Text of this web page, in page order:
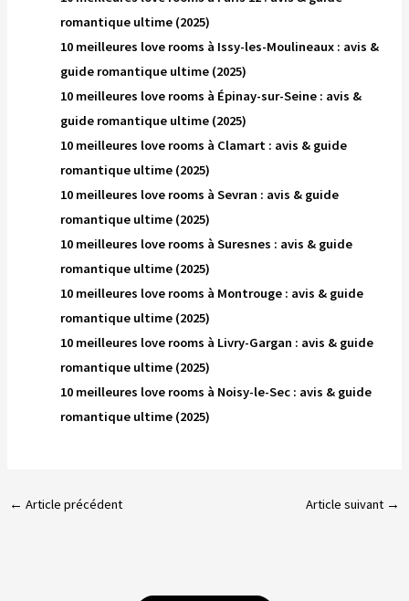
romantique ultime (2025)
10 meilleures love rooms à Issy-les-Moulineaux : avis &
guide romantique ultime (2025)
10 meilleures love rooms à Épinay-sur-Seine : avis &
guide romantique ultime (2025)
10 meilleures love rooms à Clamart : avis & guide
romantique ultime (2025)
10 meilleures love rooms à Sevran : avis & guide
romantique ultime (2025)
10 meilleures love rooms à Suresnes : avis & guide
romantique ultime (2025)
10 meilleures love rooms à Montrouge : avis & guide
romantique ultime (2025)
10 meilleures love rooms à Livry-Gargan : avis & guide
romantique ultime (2025)
10 meilleures love rooms à Noisy-le-Sec : avis & guide
romantique ultime (2025)
← Article précédent Article suivant →